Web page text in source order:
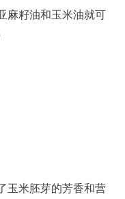
麻籽油和玉米油就可
玉米胚芽的芳香和营